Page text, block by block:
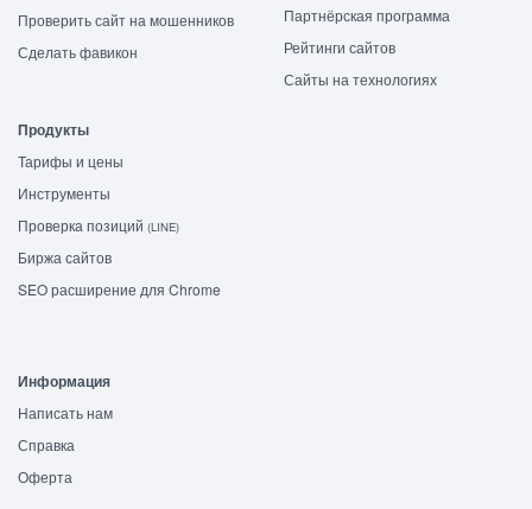
Проверить сайт на мошенников
Сделать фавикон
Партнёрская программа
Рейтинги сайтов
Сайты на технологиях
Продукты
Тарифы и цены
Инструменты
Проверка позиций (LINE)
Биржа сайтов
SEO расширение для Chrome
Информация
Написать нам
Справка
Оферта